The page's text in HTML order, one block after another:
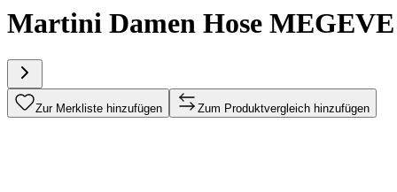
Martini Damen Hose
Zur Merkliste hinzufügen Zum Produktvergleich hinzufügen